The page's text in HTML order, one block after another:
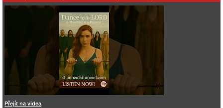
Přejít na videa